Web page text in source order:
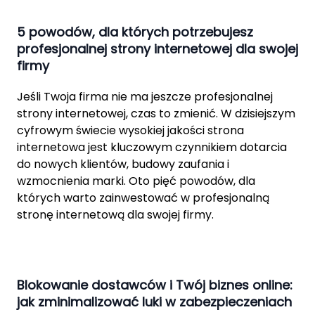
5 powodów, dla których potrzebujesz
profesjonalnej strony internetowej dla swojej
firmy
Jeśli Twoja firma nie ma jeszcze profesjonalnej
strony internetowej, czas to zmienić. W dzisiejszym
cyfrowym świecie wysokiej jakości strona
internetowa jest kluczowym czynnikiem dotarcia
do nowych klientów, budowy zaufania i
wzmocnienia marki. Oto pięć powodów, dla
których warto zainwestować w profesjonalną
stronę internetową dla swojej firmy.
Blokowanie dostawców i Twój biznes online:
jak zminimalizować luki w zabezpieczeniach